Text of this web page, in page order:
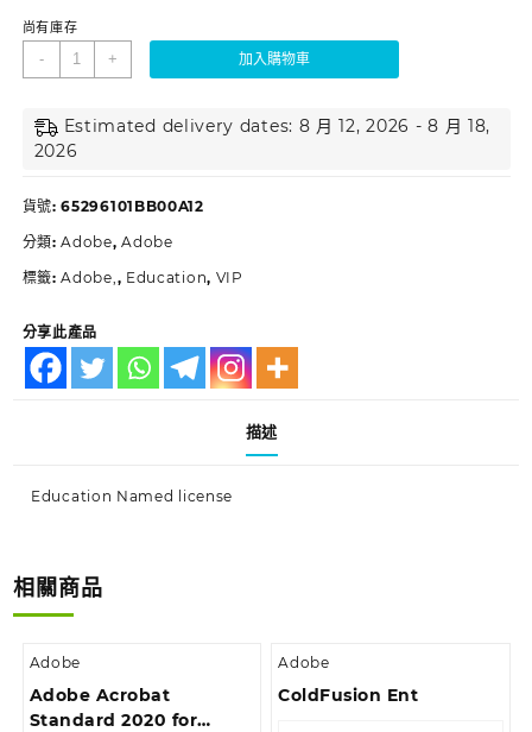
尚有庫存
- + 加入購物車
Estimated delivery dates: 8 月 12, 2026 - 8 月 18,
2026
貨號:65296101BB00A12
分類:Adobe,Adobe
標籤:Adobe, , Education, VIP
分享此產品
描述
Education Named license
相關商品
Adobe
Adobe Acrobat
Standard 2020 for
Adobe
ColdFusion Ent